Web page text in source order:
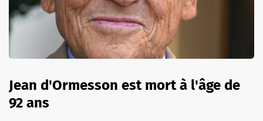
Jean d'Ormesson est mort à l'âge de
92 ans